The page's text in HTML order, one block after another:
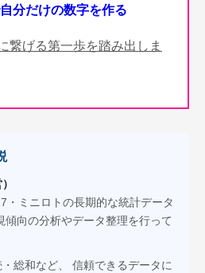
分だけの数字を作る
繋げる第一歩を踏み出しま
・ミニロトの長期的な統計データ
傾向の分析やデータ整理を行って
総和など、 信頼できるデータに